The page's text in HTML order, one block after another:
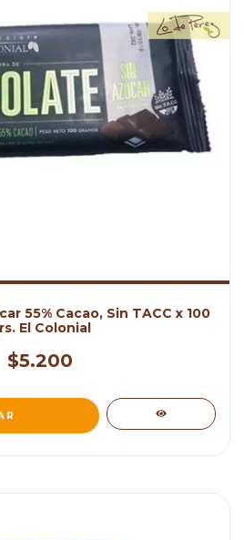
55% Cacao, Sin TACC x 100
El Colonial
$5.200